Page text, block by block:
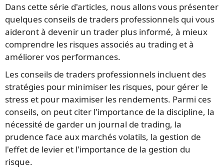
Dans cette série d'articles, nous allons vous présenter
quelques conseils de traders professionnels qui vous
aideront à devenir un trader plus informé, à mieux
comprendre les risques associés au trading et à
améliorer vos performances.
Les conseils de traders professionnels incluent des
stratégies pour minimiser les risques, pour gérer le
stress et pour maximiser les rendements. Parmi ces
conseils, on peut citer l'importance de la discipline, la
nécessité de garder un journal de trading, la
prudence face aux marchés volatils, la gestion de
l'effet de levier et l'importance de la gestion du
risque.